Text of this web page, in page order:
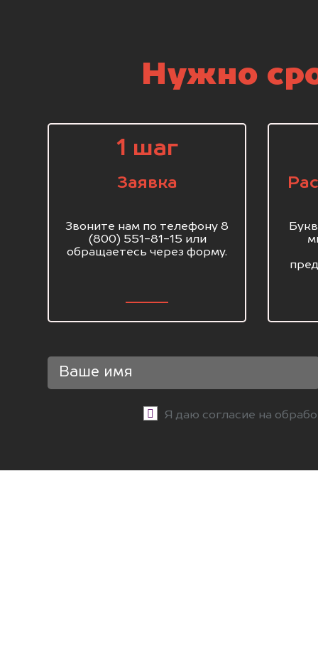
Нужно
1 шаг
Заявка
Звоните нам по телефону 8
(800) 551-81-15 или
обращаетесь через форму.
Я даю согласие на